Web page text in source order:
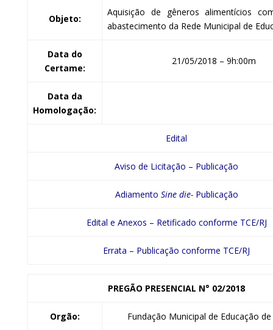
Objeto:
Aquisição de gêneros alimentícios
abastecimento da Rede Municipal de
Data do
Certame:
21/05/2018 – 9h:00m
Data da
Homologação:
Edital
Aviso de Licitação – Publicação
Adiamento Sine die- Publicação
Edital e Anexos – Retificado conforme TCE/RJ
Errata – Publicação conforme TCE/RJ
PREGÃO PRESENCIAL N° 02/2018
Orgão: Fundação Municipal de Educação